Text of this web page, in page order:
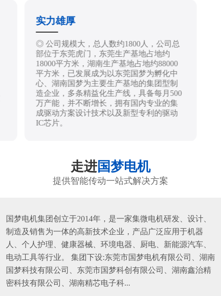
实力雄厚
◎ 公司规模大，总人数约1800人，公司总
部位于东莞虎门，东莞生产基地占地约
18000平方米，湖南生产基地占地约88000
平方米，已发展成为以东莞国梦为孵化中
心、湖南国梦为主要生产基地的集团型制
造企业，多条精益化生产线，具备每月500
万产能，并不断增长，拥有国内专业的集
成驱动方案设计技术以及新型专利的驱动
IC芯片。
走进国梦电机
提供智能传动一站式解决方案
国梦电机集团创立于2014年，是一家集微电机研发、设计、
制造及销售为一体的高新技术企业，产品广泛应用于机器
人、个人护理、健康器械、环境电器、厨电、新能源汽车、
电动工具等行业。 集团下设:东莞市国梦电机有限公司、湖南
国梦科技有限公司、东莞市国梦科创有限公司、湖南鑫治精
密科技有限公司、湖南精芯电子科...